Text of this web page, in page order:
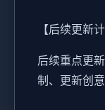
【后续更新计
后续重点更
制、更新创